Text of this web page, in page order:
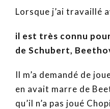
Lorsque j’ai travaillé
il est très connu
de Schubert,
Il m’a demandé de
en avait marre de
qu’il n’a pas joué